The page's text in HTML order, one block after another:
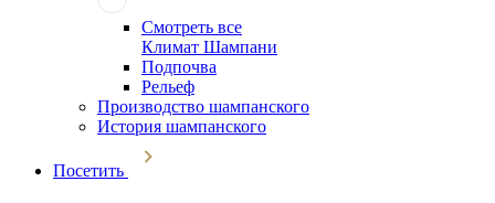
Смотреть все
Климат Шампани
Подпочва
Рельеф
Производство шампанского
История шампанского
Посетить